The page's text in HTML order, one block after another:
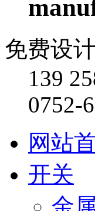
免费设
139
0752-
网站
开关
金